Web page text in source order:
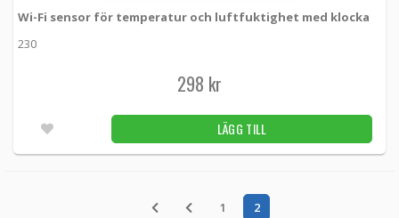
Wi-Fi sensor för temperatur och luftfuktighet med klocka
230
298 kr
LÄGG TILL
1 2